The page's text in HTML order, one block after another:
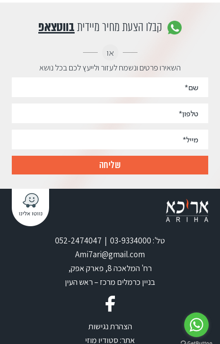
קבלו הצעת מחיר מיידיתבווטצאפ
או
השאירו פרטים ונשמח לעזור ולייעץ לכם בכל נושא
טל': 03-9334000 | 052-2474047
Ami7ari@gmail.com
רח' המלאכה 8, פארק אפק,
בניין כרמלים מרכז – ראש העין
הצהרת נגישות
אתר:סטודיו מוזי